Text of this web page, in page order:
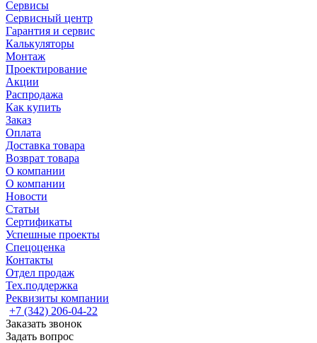
Сервисы
Сервисный центр
Гарантия и сервис
Калькуляторы
Монтаж
Проектирование
Акции
Распродажа
Как купить
Заказ
Оплата
Доставка товара
Возврат товара
О компании
О компании
Новости
Статьи
Сертификаты
Успешные проекты
Спецоценка
Контакты
Отдел продаж
Тех.поддержка
Реквизиты компании
+7 (342) 206-04-22
Заказать звонок
Задать вопрос